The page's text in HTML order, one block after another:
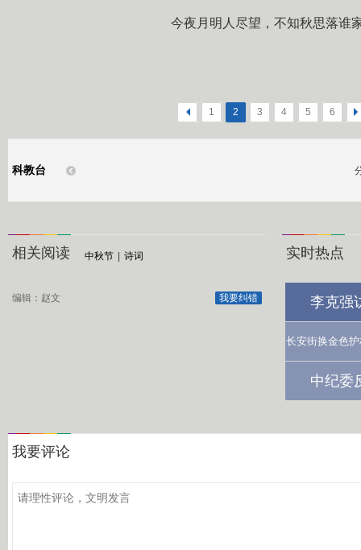
今夜月明人尽望，不知秋思落谁
< 1 2 3 4 5 6 >
科教台
相关阅读 中秋节 诗词
我要纠错
编辑：赵文
实时热点
李克强
长安街换金色
中纪委